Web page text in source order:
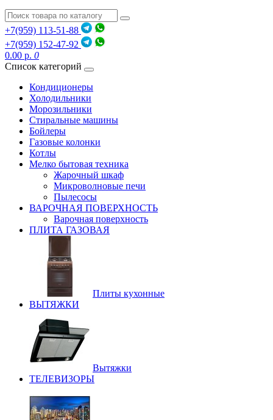
+7(959) 113-51-88
+7(959) 152-47-92
0.00 р. 0
Список категорий
Кондиционеры
Холодильники
Морозильники
Стиральные машины
Бойлеры
Газовые колонки
Котлы
Мелко бытовая техника
Жарочный шкаф
Микроволновые печи
Пылесосы
ВАРОЧНАЯ ПОВЕРХНОСТЬ
Варочная поверхность
ПЛИТА ГАЗОВАЯ
Плиты кухонные
ВЫТЯЖКИ
Вытяжки
ТЕЛЕВИЗОРЫ